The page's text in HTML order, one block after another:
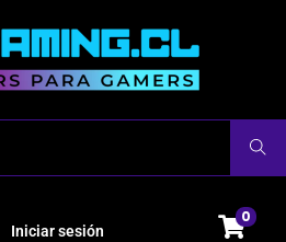
Buscar
Iniciar sesión
0